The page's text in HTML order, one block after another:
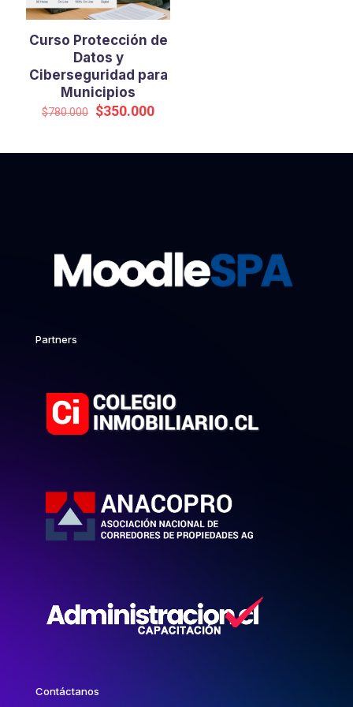
Curso Protección de
Datos y
Ciberseguridad para
Municipios
$780.000 El
era:
$350.000El
es:
Partners
Contáctanos